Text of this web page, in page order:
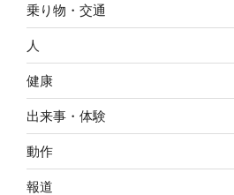
乗り物・交通
人
健康
出来事・体験
動作
報道